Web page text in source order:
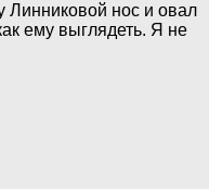
Линниковой нос и овал
ему выглядеть. Я не